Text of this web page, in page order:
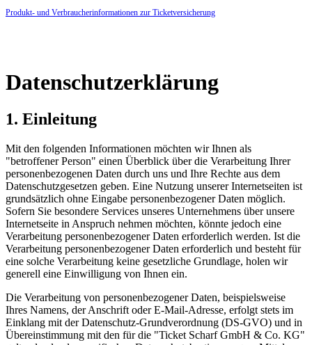
Produkt- und Verbraucherinformationen zur Ticketversicherung
Datenschutzerklärung
1. Einleitung
Mit den folgenden Informationen möchten wir Ihnen als
"betroffener Person" einen Überblick über die Verarbeitung Ihrer
personenbezogenen Daten durch uns und Ihre Rechte aus dem
Datenschutzgesetzen geben. Eine Nutzung unserer Internetseiten ist
grundsätzlich ohne Eingabe personenbezogener Daten möglich.
Sofern Sie besondere Services unseres Unternehmens über unsere
Internetseite in Anspruch nehmen möchten, könnte jedoch eine
Verarbeitung personenbezogener Daten erforderlich werden. Ist die
Verarbeitung personenbezogener Daten erforderlich und besteht für
eine solche Verarbeitung keine gesetzliche Grundlage, holen wir
generell eine Einwilligung von Ihnen ein.
Die Verarbeitung von personenbezogener Daten, beispielsweise
Ihres Namens, der Anschrift oder E-Mail-Adresse, erfolgt stets im
Einklang mit der Datenschutz-Grundverordnung (DS-GVO) und in
Übereinstimmung mit den für die "Ticket Scharf GmbH & Co. KG"